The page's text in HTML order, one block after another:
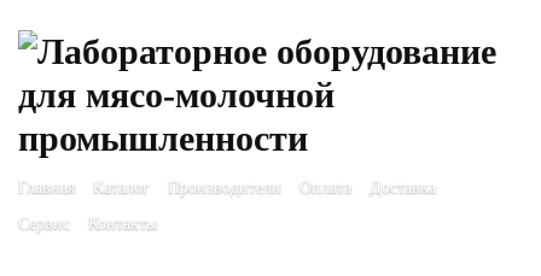
Главная Каталог Производители Оплата
Доставка
Сервис
Контакты